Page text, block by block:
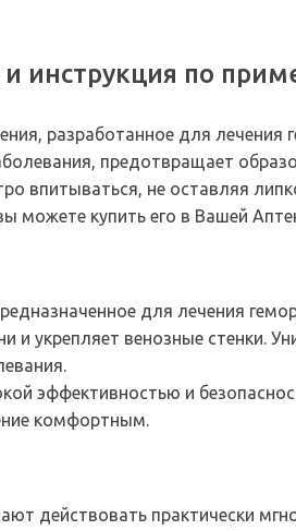
инструкция по
разработанное для лечения
предотвращает
впитываться, не оставляя
можете купить его в Вашей
для лечения
укрепляет венозные стенки.
эффективностью и
комфортным.
действовать практически